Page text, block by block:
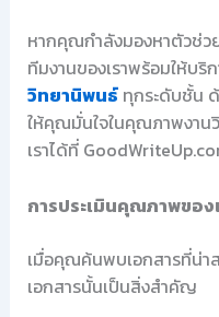
หากคุณกำลังมองหาตัวช่ว
ทีมงานของเราพร้อมให้บริ
วิทยานิพนธ์ทุกระดับชั้น ด้
ให้คุณมั่นใจในคุณภาพงา
เราได้ที่
การประเมินคุณภาพของ
เมื่อคุณค้นพบเอกสารที่น่า
เอกสารนั้นเป็นสิ่งสำคัญ